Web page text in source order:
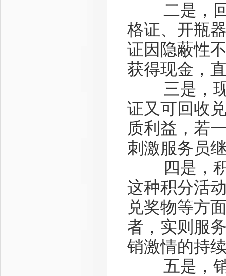
二是，回
格证、开瓶
证因隐蔽性
获得现金，
三是，现
证又可回收
质利益，若
刺激服务员
四是，积
这种积分活
兑奖物等方
者，实则服
销激情的持
五是，销